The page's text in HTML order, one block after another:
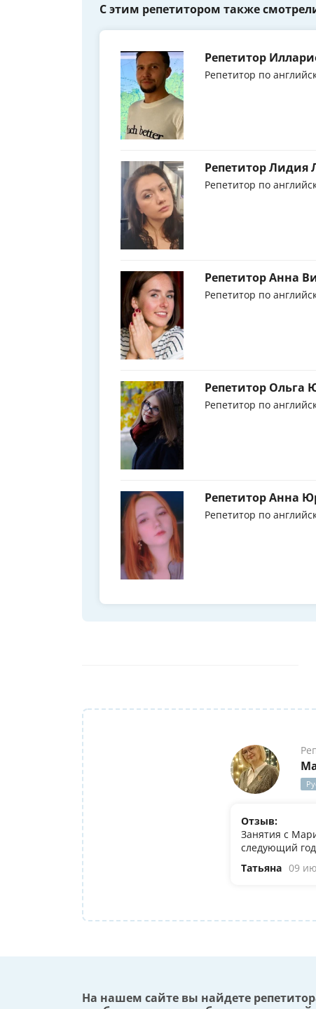
С этим репетитором также
Репетитор
Репетитор по
Репетитор Лидия
Репетитор по
Репетитор Анна
Репетитор по
Репетитор Ольга
Репетитор по
Репетитор Анна
Репетитор по
Отзыв:
Занятия с
следующий
Татьяна 09
На нашем сайте вы найдете